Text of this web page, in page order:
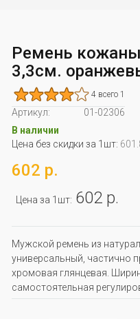
Ремень
3,3см.
4 всего 1
Артикул:
01-02306
В наличии
Цена без скидки за 1шт:
602 р.
Цена за 1шт: 602 р.
Мужской ремень из
универсальный, частично
хромовая глянцевая.
самостоятельная